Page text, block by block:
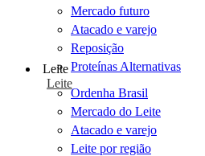
Mercado futuro
Atacado e varejo
Reposição
Proteínas Alternativas
Leite
Leite
Ordenha Brasil
Mercado do Leite
Atacado e varejo
Leite por região